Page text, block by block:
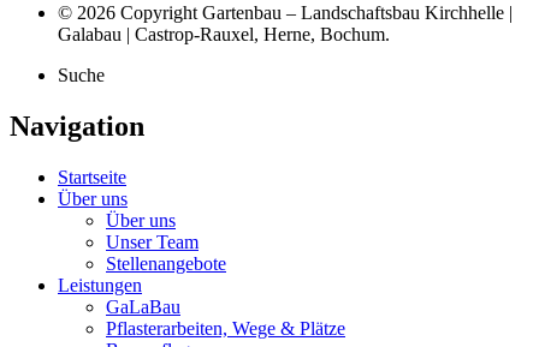
© 2026 Copyright Gartenbau – Landschaftsbau Kirchhelle |
Galabau | Castrop-Rauxel, Herne, Bochum.
Suche
Navigation
Startseite
Über uns
Über uns
Unser Team
Stellenangebote
Leistungen
GaLaBau
Pflasterarbeiten, Wege & Plätze